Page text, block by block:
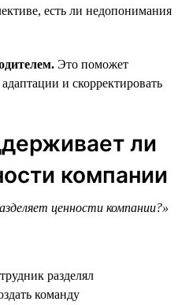
есть ли недопонимания
Это поможет
и скорректировать
ли
компании
ценности компании?»
разделял
команду